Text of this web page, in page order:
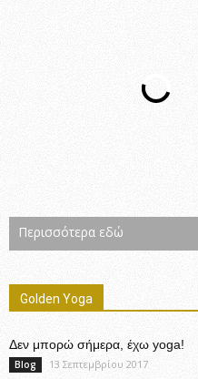
Περισσότερα εδώ
Golden Yoga
Δεν μπορώ σήμερα, έχω yoga!
Blog 13 Σεπτεμβρίου 2017